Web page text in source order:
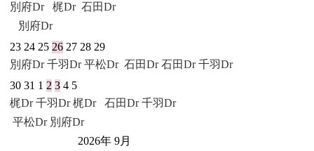
別府Dr
梶Dr 石田Dr
別府Dr
23 24 25 26 27 28 29
別府Dr 千羽Dr 平松Dr 石田Dr 石田Dr 千羽Dr
30 31 1 2 3 4 5
梶Dr 千羽Dr 梶Dr 石田Dr 千羽Dr
平松Dr 別府Dr
2026年 9月